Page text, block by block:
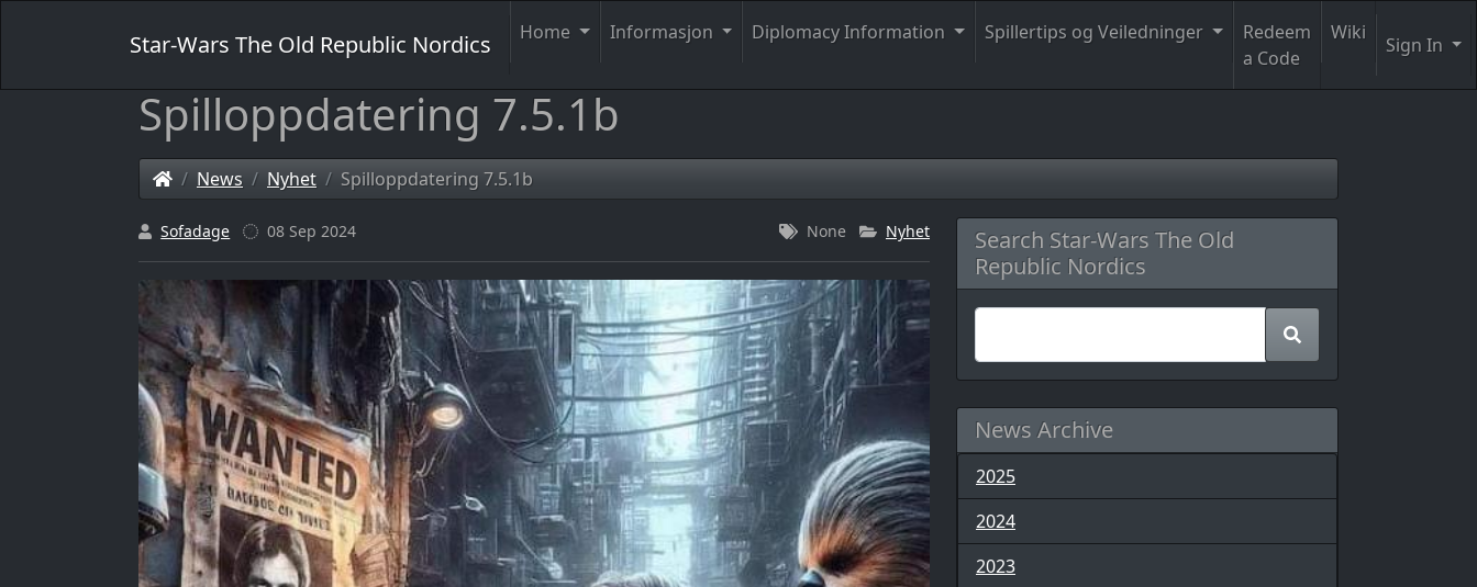
Star-Wars The Old Republic Nordics Home Informasjon Diplomacy Information Spillertips og Veiledninger
Redeem
a Code
Wiki
Sign In
Spilloppdatering 7.5.1b
News Nyhet Spilloppdatering 7.5.1b
Sofadage 08 Sep 2024 None Nyhet
Search Star-Wars The Old
Republic Nordics
News Archive
2025
2024
2023